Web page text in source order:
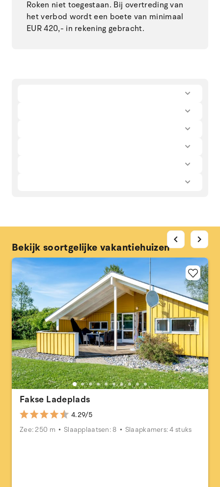
Roken niet toegestaan. Bij overtreding van
het verbod wordt een boete van minimaal
EUR 420,- in rekening gebracht.
Bekijk soortgelijke vakantiehuizen
Fakse Ladeplads
4.29/5
Zee: 250 m
Slaapplaatsen: 8 Slaapkamers: 4 stuks
chevron_left chevron_right